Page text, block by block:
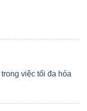
việc tối đa hóa